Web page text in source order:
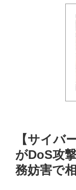
【サイバ
がDoS攻
務妨害で